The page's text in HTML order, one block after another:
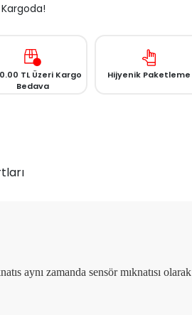
TL Üzeri Kargo
Bedava
Hijyenik Paketleme
aynı zamanda sensör mıknatısı olarak